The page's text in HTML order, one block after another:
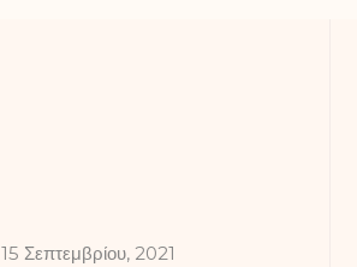
15 Σεπτεμβρίου, 2021